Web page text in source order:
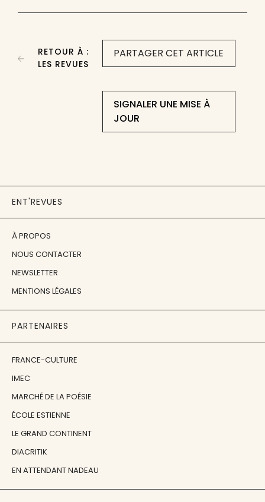
PARTAGER CET ARTICLE
SIGNALER UNE MISE À
JOUR
RETOUR À :
LES REVUES
ENT'REVUES
À PROPOS
NOUS CONTACTER
NEWSLETTER
MENTIONS LÉGALES
PARTENAIRES
FRANCE-CULTURE
IMEC
MARCHÉ DE LA POÉSIE
ÉCOLE ESTIENNE
LE GRAND CONTINENT
DIACRITIK
EN ATTENDANT NADEAU